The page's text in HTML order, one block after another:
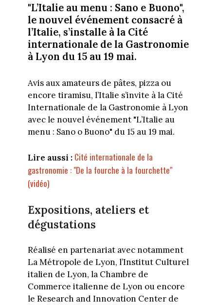
"L’Italie au menu : Sano e Buono",
le nouvel événement consacré à
l’Italie, s’installe à la Cité
internationale de la Gastronomie
à Lyon du 15 au 19 mai.
Avis aux amateurs de pâtes, pizza ou
encore tiramisu, l’Italie s’invite à la Cité
Internationale de la Gastronomie à Lyon
avec le nouvel événement "L’Italie au
menu : Sano o Buono" du 15 au 19 mai.
Lire aussi : Cité internationale de la
gastronomie : "De la fourche à la fourchette"
(vidéo)
Expositions, ateliers et
dégustations
Réalisé en partenariat avec notamment
La Métropole de Lyon, l’Institut Culturel
italien de Lyon, la Chambre de
Commerce italienne de Lyon ou encore
le Research and Innovation Center de